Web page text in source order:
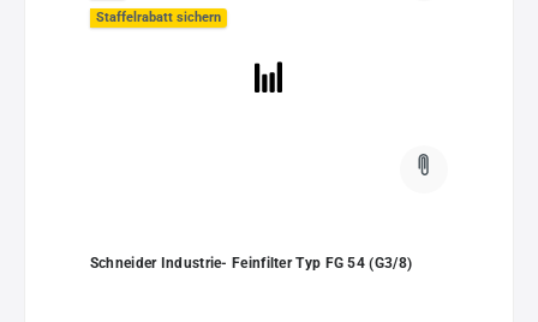
Staffelrabatt sichern
Schneider Industrie- Feinfilter Typ FG 54 (G3/8)